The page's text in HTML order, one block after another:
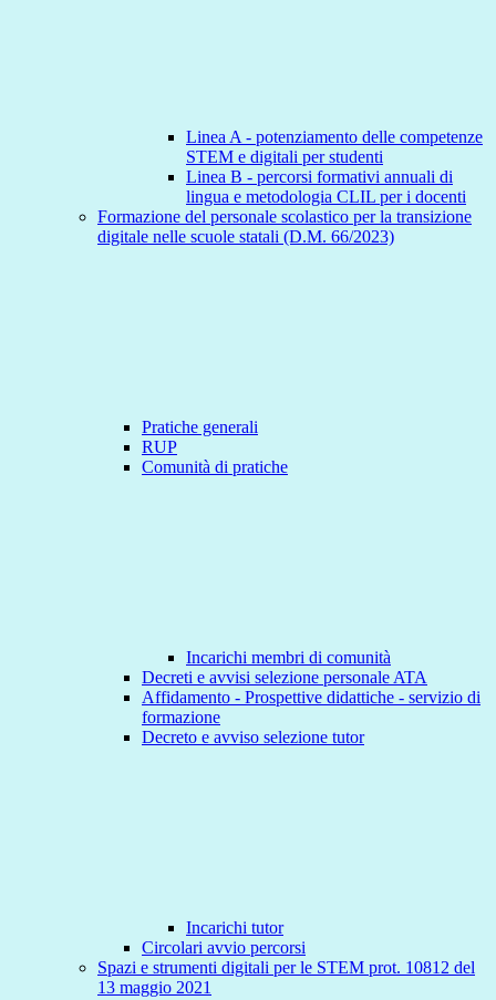
Linea A - potenziamento delle competenze
STEM e digitali per studenti
Linea B - percorsi formativi annuali di
lingua e metodologia CLIL per i docenti
Formazione del personale scolastico per la transizione
digitale nelle scuole statali (D.M. 66/2023)
Pratiche generali
RUP
Comunità di pratiche
Incarichi membri di comunità
Decreti e avvisi selezione personale ATA
Affidamento - Prospettive didattiche - servizio di
formazione
Decreto e avviso selezione tutor
Incarichi tutor
Circolari avvio percorsi
Spazi e strumenti digitali per le STEM prot. 10812 del
13 maggio 2021